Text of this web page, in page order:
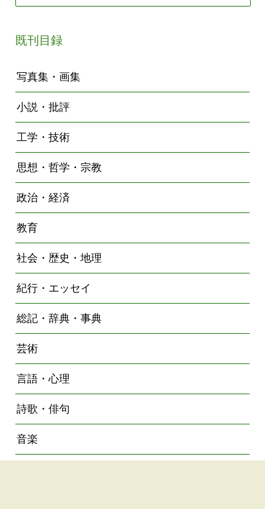
既刊目録
写真集・画集
小説・批評
工学・技術
思想・哲学・宗教
政治・経済
教育
社会・歴史・地理
紀行・エッセイ
総記・辞典・事典
芸術
言語・心理
詩歌・俳句
音楽